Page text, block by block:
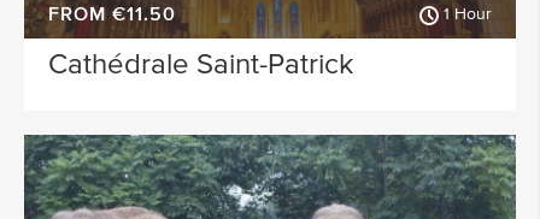
FROM €11.50 1 Hour
Cathédrale Saint-Patrick